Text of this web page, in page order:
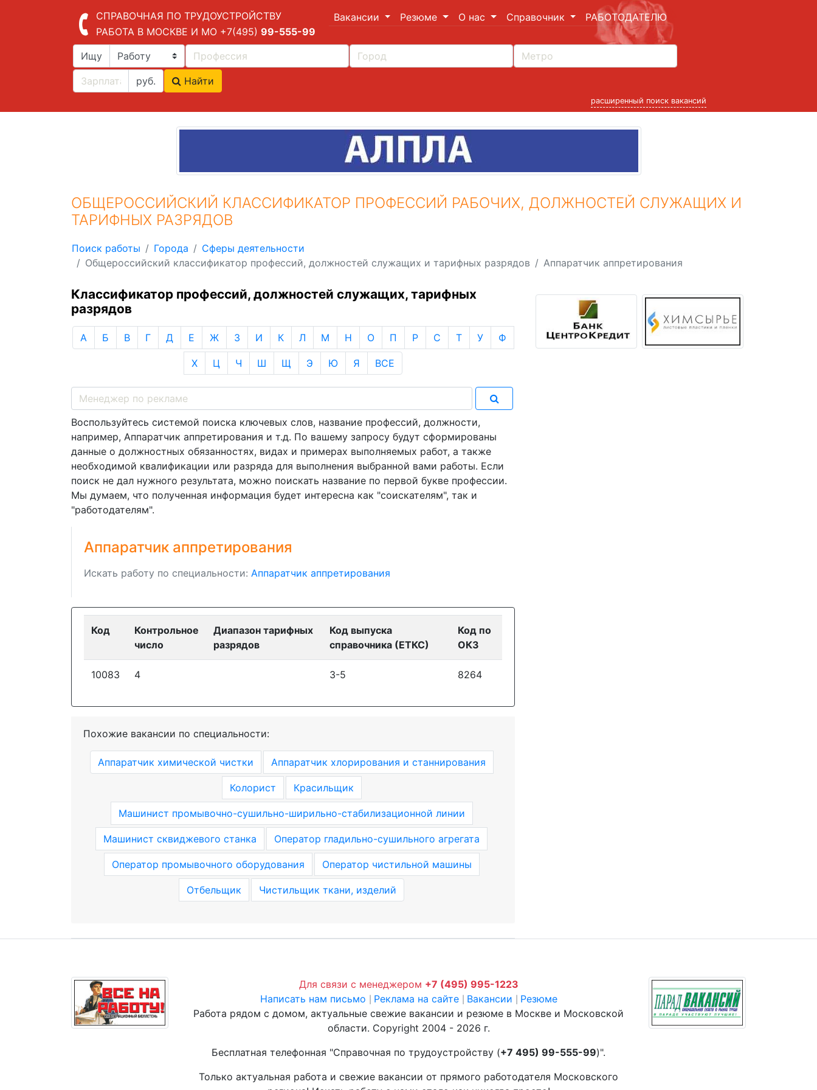
СПРАВОЧНАЯ ПО ТРУДОУСТРОЙСТВУ
РАБОТА В МОСКВЕ И МО +7(495) 99-555-99
Вакансии Резюме О нас Справочник РАБОТОДАТЕЛЮ
Ищу
руб. Найти
расширенный поиск вакансий
ОБЩЕРОССИЙСКИЙ КЛАССИФИКАТОР ПРОФЕССИЙ РАБОЧИХ, ДОЛЖНОСТЕЙ СЛУЖАЩИХ И
ТАРИФНЫХ РАЗРЯДОВ
Поиск работы Города
Сферы деятельности
Общероссийский классификатор профессий, должностей служащих и тарифных разрядов
Аппаратчик аппретирования
Классификатор профессий, должностей служащих, тарифных
разрядов
А Б В Г Д Е Ж З И К Л М Н О П Р С Т У Ф
Х Ц Ч Ш Щ Э Ю Я ВСЕ
Воспользуйтесь системой поиска ключевых слов, название профессий, должности,
например, Аппаратчик аппретирования и т.д. По вашему запросу будут сформированы
данные о должностных обязанностях, видах и примерах выполняемых работ, а также
необходимой квалификации или разряда для выполнения выбранной вами работы. Если
поиск не дал нужного результата, можно поискать название по первой букве профессии.
Мы думаем, что полученная информация будет интересна как "соискателям", так и
"работодателям".
Аппаратчик аппретирования
Искать работу по специальности: Аппаратчик аппретирования
Код
Контрольное
число
Диапазон тарифных
разрядов
Код выпуска
справочника (ЕТКС)
Код по
ОКЗ
10083 4 3-5 8264
Похожие вакансии по специальности:
Аппаратчик химической чистки Аппаратчик хлорирования и станнирования
Колорист Красильщик
Машинист промывочно-сушильно-ширильно-стабилизационной линии
Машинист сквиджевого станка Оператор гладильно-сушильного агрегата
Оператор промывочного оборудования Оператор чистильной машины
Отбельщик Чистильщик ткани, изделий
Для связи с менеджером +7 (495) 995-1223
Написать нам письмо
Реклама на сайте Вакансии
Резюме
Работа рядом с домом, актуальные свежие вакансии и резюме в Москве и Московской
области. Copyright 2004 - 2026 г.
Бесплатная телефонная "Справочная по трудоустройству (+7 495) 99-555-99)".
Только актуальная работа и свежие вакансии от прямого работодателя Московского